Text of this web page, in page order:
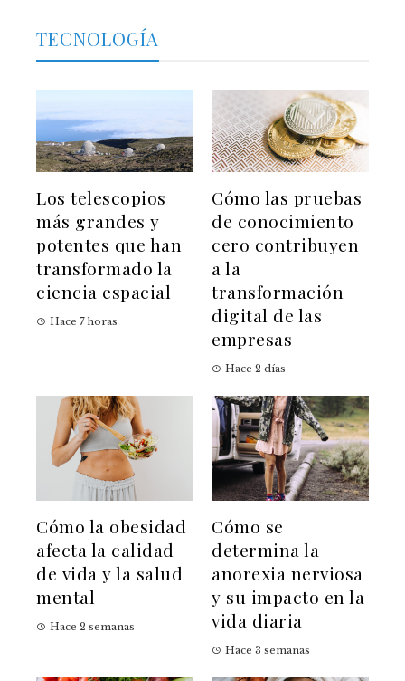
TECNOLOGÍA
Los telescopios
más grandes y
potentes que han
transformado la
ciencia espacial
Hace 7 horas
Cómo las pruebas
de conocimiento
cero contribuyen
a la
transformación
digital de las
empresas
Hace 2 días
Cómo la obesidad
afecta la calidad
de vida y la salud
mental
Hace 2 semanas
Cómo se
determina la
anorexia nerviosa
y su impacto en la
vida diaria
Hace 3 semanas